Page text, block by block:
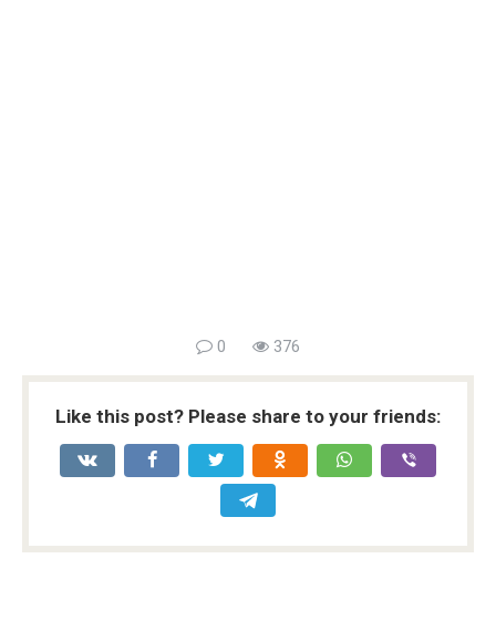
0 376
Like this post? Please share to your friends: